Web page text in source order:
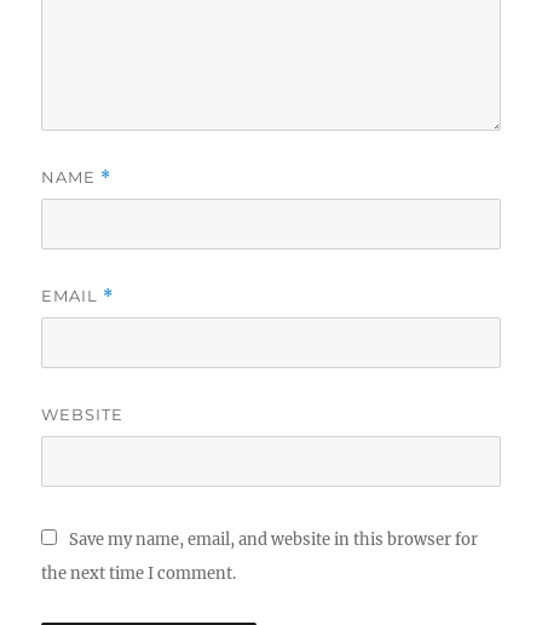
NAME *
EMAIL *
WEBSITE
Save my name, email, and website in this browser for
the next time I comment.